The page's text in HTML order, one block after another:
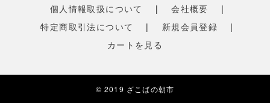
個人情報取扱について
| 会社概要
|
特定商取引法について
| 新規会員登録
|
カートを見る
© 2019 ざこばの朝市